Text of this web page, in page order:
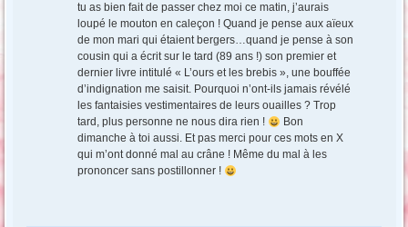
tu as bien fait de passer chez moi ce matin, j’aurais
loupé le mouton en caleçon ! Quand je pense aux aïeux
de mon mari qui étaient bergers…quand je pense à son
cousin qui a écrit sur le tard (89 ans !) son premier et
dernier livre intitulé « L’ours et les brebis », une bouffée
d’indignation me saisit. Pourquoi n’ont-ils jamais révélé
les fantaisies vestimentaires de leurs ouailles ? Trop
tard, plus personne ne nous dira rien !
Bon
dimanche à toi aussi. Et pas merci pour ces mots en X
qui m’ont donné mal au crâne ! Même du mal à les
prononcer sans postillonner !